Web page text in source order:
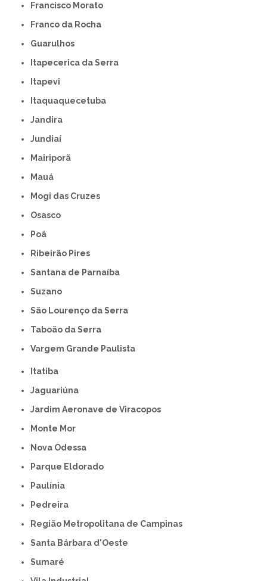
Francisco Morato
Franco da Rocha
Guarulhos
Itapecerica da Serra
Itapevi
Itaquaquecetuba
Jandira
Jundiaí
Mairiporã
Mauá
Mogi das Cruzes
Osasco
Poá
Ribeirão Pires
Santana de Parnaíba
Suzano
São Lourenço da Serra
Taboão da Serra
Vargem Grande Paulista
Itatiba
Jaguariúna
Jardim Aeronave de Viracopos
Monte Mor
Nova Odessa
Parque Eldorado
Paulínia
Pedreira
Região Metropolitana de Campinas
Santa Bárbara d'Oeste
Sumaré